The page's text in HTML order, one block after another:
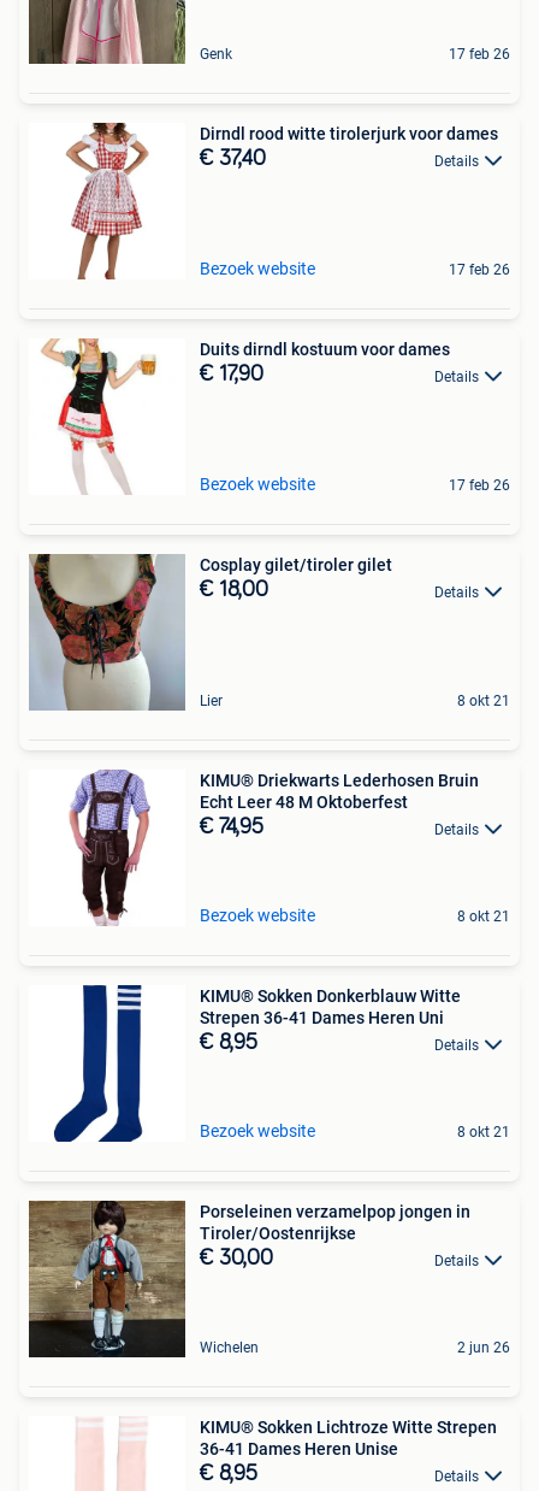
Genk 17 feb 26
Dirndl rood witte tirolerjurk voor dames
€ 37,40 Details
Bezoek website 17 feb 26
Duits dirndl kostuum voor dames
€ 17,90 Details
Bezoek website 17 feb 26
Cosplay gilet/tiroler gilet
€ 18,00 Details
Lier 8 okt 21
KIMU® Driekwarts Lederhosen Bruin
Echt Leer 48 M Oktoberfest
€ 74,95 Details
Bezoek website 8 okt 21
KIMU® Sokken Donkerblauw Witte
Strepen 36-41 Dames Heren Uni
€ 8,95 Details
Bezoek website 8 okt 21
Porseleinen verzamelpop jongen in
Tiroler/Oostenrijkse
€ 30,00 Details
Wichelen 2 jun 26
KIMU® Sokken Lichtroze Witte Strepen
36-41 Dames Heren Unise
€ 8,95 Details